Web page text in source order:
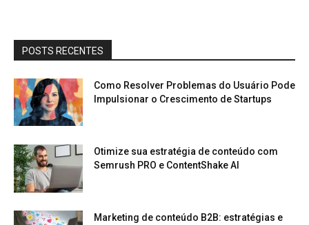
POSTS RECENTES
Como Resolver Problemas do Usuário Pode
Impulsionar o Crescimento de Startups
Otimize sua estratégia de conteúdo com
Semrush PRO e ContentShake AI
Marketing de conteúdo B2B: estratégias e